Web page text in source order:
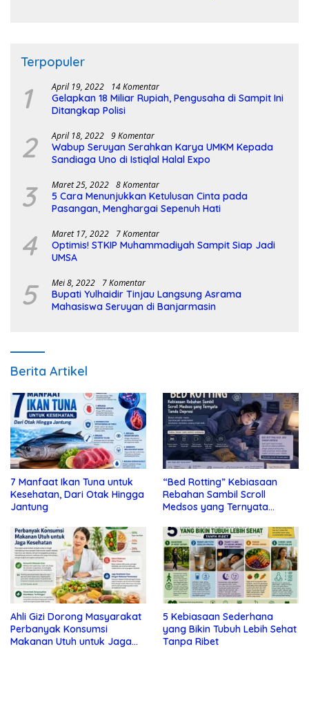
Terpopuler
1 April 19, 2022 14 Komentar
Gelapkan 18 Miliar Rupiah, Pengusaha di Sampit Ini
Ditangkap Polisi
2 April 18, 2022 9 Komentar
Wabup Seruyan Serahkan Karya UMKM Kepada
Sandiaga Uno di Istiqlal Halal Expo
3 Maret 25, 2022 8 Komentar
5 Cara Menunjukkan Ketulusan Cinta pada
Pasangan, Menghargai Sepenuh Hati
4 Maret 17, 2022 7 Komentar
Optimis! STKIP Muhammadiyah Sampit Siap Jadi
UMSA
5 Mei 8, 2022 7 Komentar
Bupati Yulhaidir Tinjau Langsung Asrama
Mahasiswa Seruyan di Banjarmasin
Berita Artikel
7 Manfaat Ikan Tuna untuk
Kesehatan, Dari Otak Hingga
Jantung
“Bed Rotting” Kebiasaan
Rebahan Sambil Scroll
Medsos yang Ternyata
Ahli Gizi Dorong Masyarakat
Perbanyak Konsumsi
Makanan Utuh untuk Jaga
5 Kebiasaan Sederhana
yang Bikin Tubuh Lebih Sehat
Tanpa Ribet